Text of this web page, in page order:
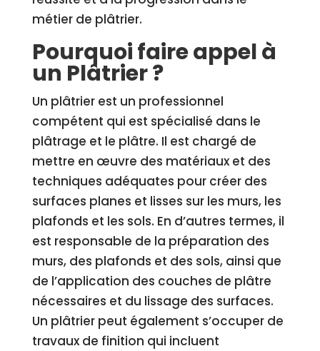
métier de plâtrier.
Pourquoi faire appel à
un Plâtrier ?
Un plâtrier est un professionnel
compétent qui est spécialisé dans le
plâtrage et le plâtre. Il est chargé de
mettre en œuvre des matériaux et des
techniques adéquates pour créer des
surfaces planes et lisses sur les murs, les
plafonds et les sols. En d’autres termes, il
est responsable de la préparation des
murs, des plafonds et des sols, ainsi que
de l’application des couches de plâtre
nécessaires et du lissage des surfaces.
Un plâtrier peut également s’occuper de
travaux de finition qui incluent